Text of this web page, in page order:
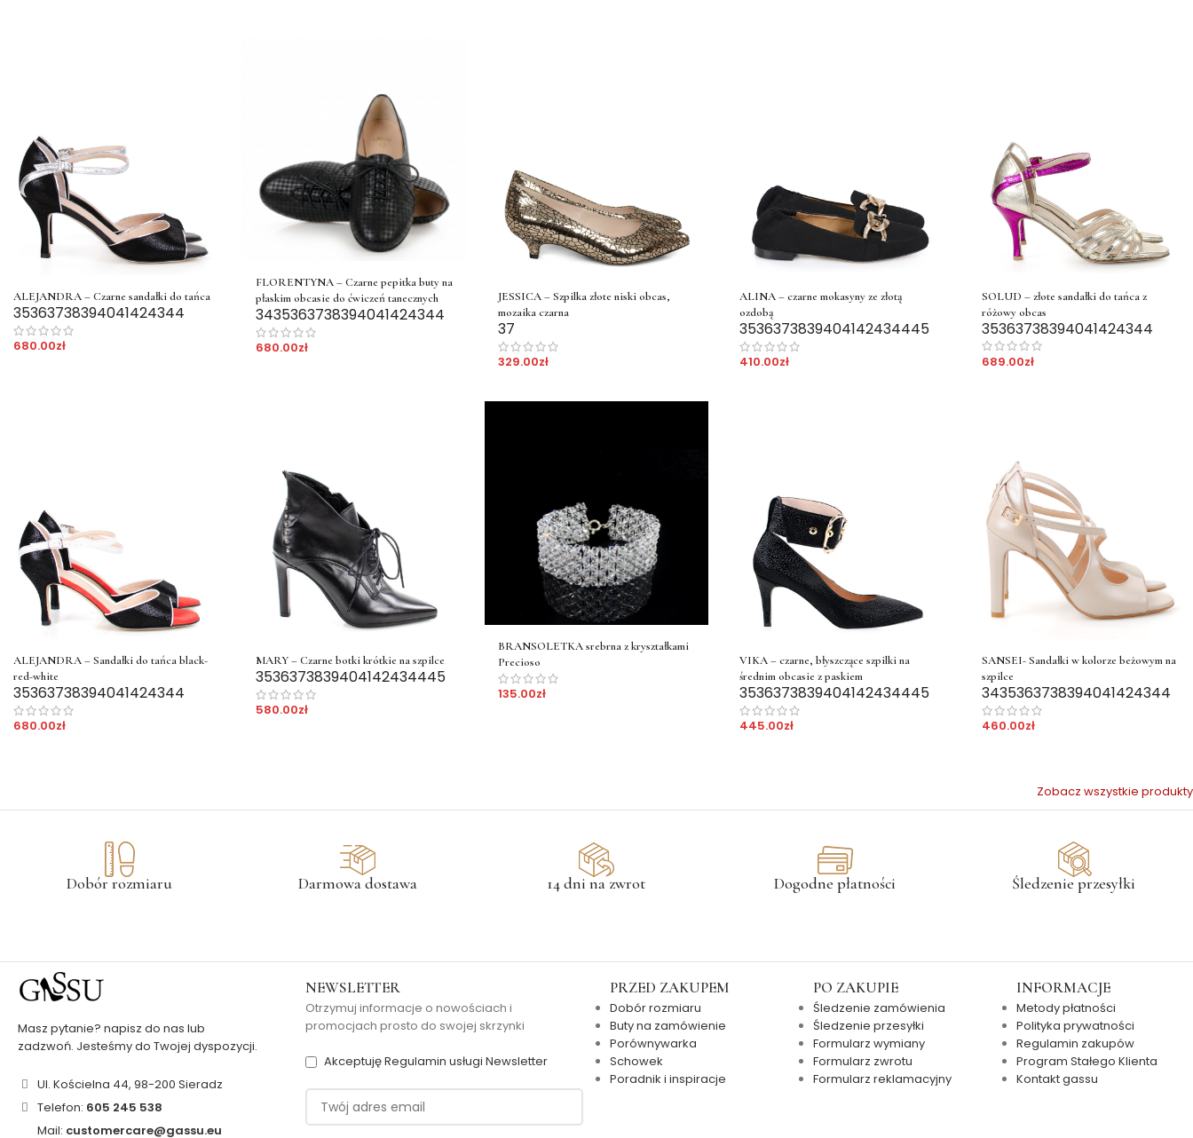
ALEJANDRA – Czarne sandałki do tańca
35363738394041424344
680.00zł
FLORENTYNA – Czarne pepitka buty na
płaskim obcasie do ćwiczeń tanecznych
3435363738394041424344
680.00zł
JESSICA – Szpilka złote niski obcas,
mozaika czarna
37
329.00zł
ALINA – czarne mokasyny ze złotą
ozdobą
3536373839404142434445
410.00zł
SOLUD – złote sandałki do tańca z
różowy obcas
35363738394041424344
689.00zł
ALEJANDRA – Sandałki do tańca black-
red-white
35363738394041424344
680.00zł
MARY – Czarne botki krótkie na szpilce
3536373839404142434445
580.00zł
BRANSOLETKA srebrna z kryształkami
Precioso
135.00zł
VIKA – czarne, błyszczące szpilki na
średnim obcasie z paskiem
3536373839404142434445
445.00zł
SANSEI- Sandałki w kolorze beżowym na
szpilce
3435363738394041424344
460.00zł
Zobacz wszystkie produkty
Dobór rozmiaru Darmowa dostawa 14 dni na zwrot Dogodne płatności Śledzenie przesyłki
Masz pytanie? napisz do nas lub
zadzwoń. Jesteśmy do Twojej dyspozycji.
Ul. Kościelna 44, 98-200 Sieradz
Telefon: 605 245 538
Mail: customercare@gassu.eu
NEWSLETTER
Otrzymuj informacje o nowościach i
promocjach prosto do swojej skrzynki
Akceptuję Regulamin usługi Newsletter
PRZED ZAKUPEM
Dobór rozmiaru
Buty na zamówienie
Porównywarka
Schowek
Poradnik i inspiracje
PO ZAKUPIE
Śledzenie zamówienia
Śledzenie przesyłki
Formularz wymiany
Formularz zwrotu
Formularz reklamacyjny
INFORMACJE
Metody płatności
Polityka prywatności
Regulamin zakupów
Program Stałego Klienta
Kontakt gassu